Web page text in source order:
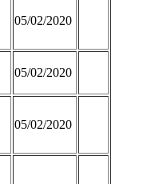
05/02/2020
05/02/2020
05/02/2020